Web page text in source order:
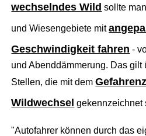
wechselndes Wild sollte
und Wiesengebiete mit
Geschwindigkeit fahren -
und Abenddämmerung. Das gilt
Stellen, die mit dem
Wildwechsel gekennzeichnet
"Autofahrer können durch das